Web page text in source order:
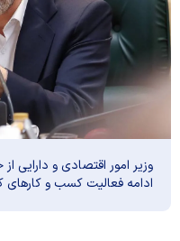
وزیر امور اقتصادی و دارایی
ادامه فعالیت کسب و